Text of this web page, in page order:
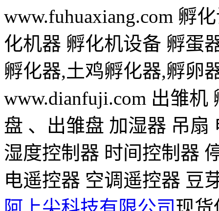
www.fuhuaxiang.com 孵
化机器 孵化机设备 孵蛋
孵化器,土鸡孵化器,孵卵
www.dianfuji.com 出雏
盘 、出雏盘 加湿器 吊扇
湿度控制器 时间控制器
电遥控器 空调遥控器 豆